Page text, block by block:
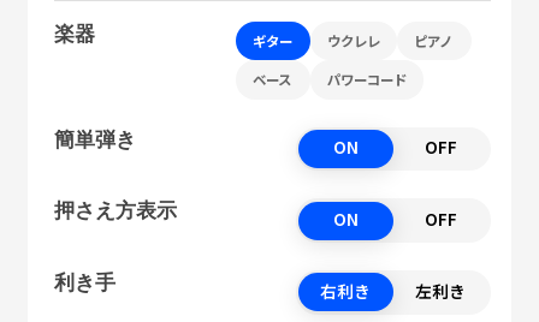
楽器 ギター ウクレレ ピアノ
ベース パワーコード
簡単弾き ON OFF
押さえ方表示 ON OFF
利き手 右利き 左利き